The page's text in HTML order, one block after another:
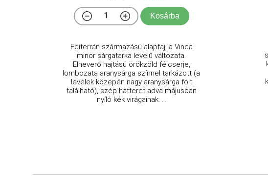
Kosárba
Editerrán származású alapfaj, a Vinca
minor sárgatarka levelű változata.
Elheverő hajtású örökzöld félcserje,
lombozata aranysárga színnel tarkázott (a
levelek közepén nagy aranysárga folt
található), szép hátteret adva májusban
nyíló kék virágainak. ...